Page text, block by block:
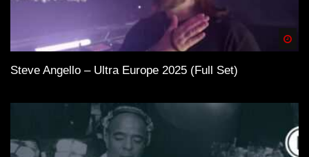
Steve Angello – Ultra Europe 2025 (Full Set)